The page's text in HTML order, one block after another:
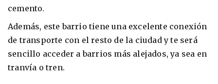
cemento.
Además, este barrio tiene una excelente conexión
de transporte con el resto de la ciudad y te será
sencillo acceder a barrios más alejados, ya sea en
tranvía o tren.